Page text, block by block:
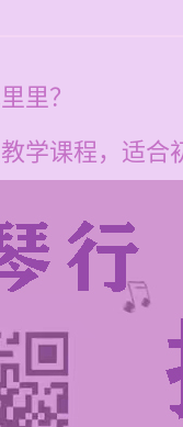
里？
学课程，适合